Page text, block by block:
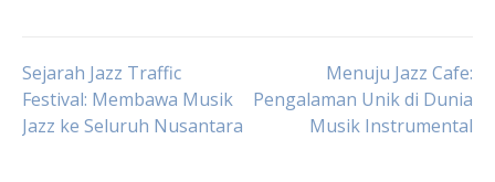
Post
navigation
Sejarah Jazz Traffic
Festival: Membawa Musik
Jazz ke Seluruh Nusantara
Menuju Jazz Cafe:
Pengalaman Unik di Dunia
Musik Instrumental